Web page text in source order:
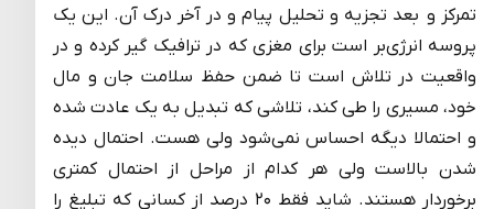
تمرکز و بعد تجزیه و تحلیل پیام و در آخر درک آن. این یک
پروسه انرژی‌بر است برای مغزی که در ترافیک گیر کرده و در
واقعیت در تلاش است تا ضمن حفظ سلامت جان و مال
خود، مسیری را طی کند، تلاشی که تبدیل به یک عادت شده
و احتمالا دیگه احساس نمی‌شود ولی هست. احتمال دیده
شدن بالاست ولی هر کدام از مراحل از احتمال کمتری
برخوردار هستند. شاید فقط ۲۰ درصد از کسانی که تبلیغ را